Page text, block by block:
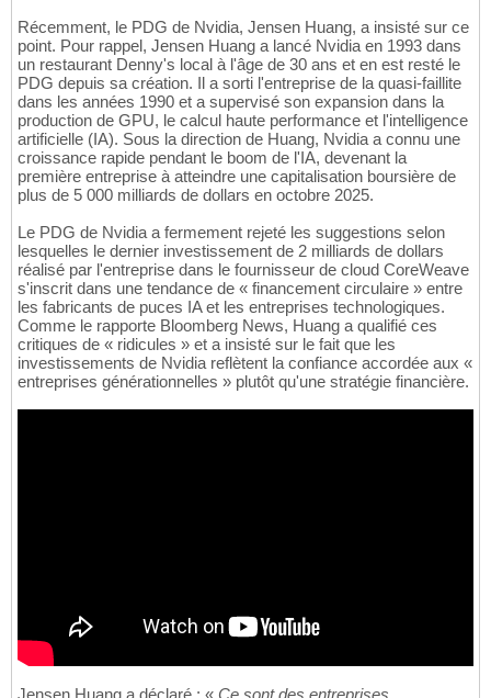
Récemment, le PDG de Nvidia, Jensen Huang, a insisté sur ce
point. Pour rappel, Jensen Huang a lancé Nvidia en 1993 dans
un restaurant Denny's local à l'âge de 30 ans et en est resté le
PDG depuis sa création. Il a sorti l'entreprise de la quasi-faillite
dans les années 1990 et a supervisé son expansion dans la
production de GPU, le calcul haute performance et l'intelligence
artificielle (IA). Sous la direction de Huang, Nvidia a connu une
croissance rapide pendant le boom de l'IA, devenant la
première entreprise à atteindre une capitalisation boursière de
plus de 5 000 milliards de dollars en octobre 2025.
Le PDG de Nvidia a fermement rejeté les suggestions selon
lesquelles le dernier investissement de 2 milliards de dollars
réalisé par l'entreprise dans le fournisseur de cloud CoreWeave
s'inscrit dans une tendance de « financement circulaire » entre
les fabricants de puces IA et les entreprises technologiques.
Comme le rapporte Bloomberg News, Huang a qualifié ces
critiques de « ridicules » et a insisté sur le fait que les
investissements de Nvidia reflètent la confiance accordée aux «
entreprises générationnelles » plutôt qu'une stratégie financière.
Jensen Huang a déclaré : « Ce sont des entreprises